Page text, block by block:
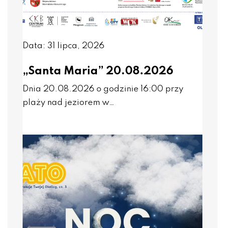
Data: 31 lipca, 2026
„Santa Maria” 20.08.2026
Dnia 20.08.2026 o godzinie 16:00 przy
plaży nad jeziorem w…